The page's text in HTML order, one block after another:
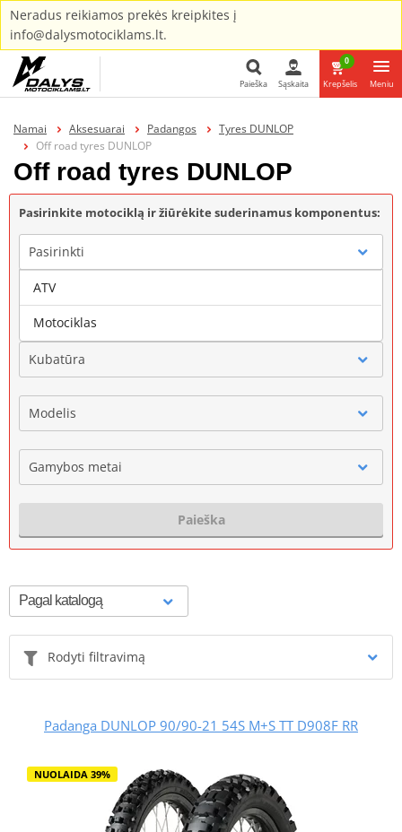
Neradus reikiamos prekės kreipkites į
info@dalysmotociklams.lt.
Paieška Sąskaita
0
Krepšelis Meniu
Namai Aksesuarai Padangos
Tyres DUNLOP
Off road tyres DUNLOP
Off road tyres DUNLOP
Pasirinkite motociklą ir žiūrėkite suderinamus komponentus:
Pasirinkti
Gamintojas
Kubatūra
Modelis
Gamybos metai
Paieška
Rodyti filtravimą
Padanga DUNLOP 90/90-21 54S M+S TT D908F RR
NUOLAIDA 39%
ATV
Motociklas